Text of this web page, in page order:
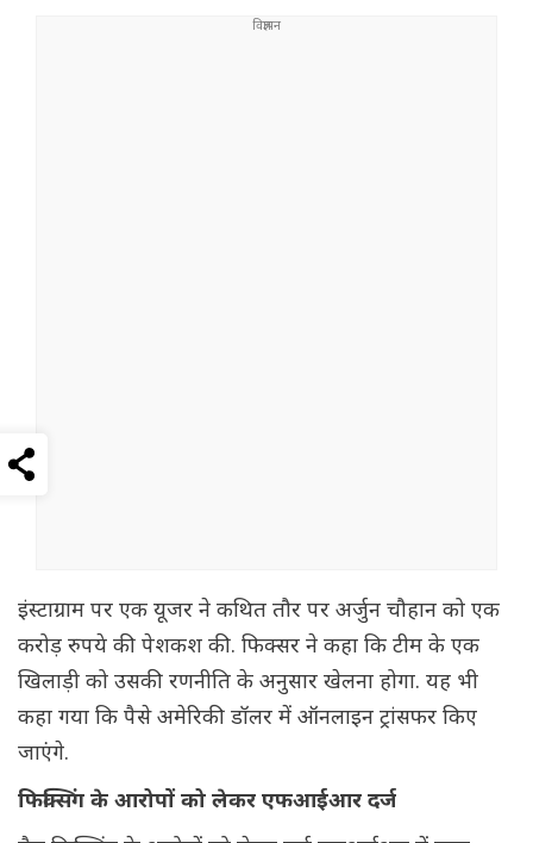
इंस्टाग्राम पर एक यूजर ने कथित तौर पर अर्जुन चौहान को एक
करोड़ रुपये की पेशकश की. फिक्सर ने कहा कि टीम के एक
खिलाड़ी को उसकी रणनीति के अनुसार खेलना होगा. यह भी
कहा गया कि पैसे अमेरिकी डॉलर में ऑनलाइन ट्रांसफर किए
जाएंगे.
फिक्सिंग के आरोपों को लेकर एफआईआर दर्ज